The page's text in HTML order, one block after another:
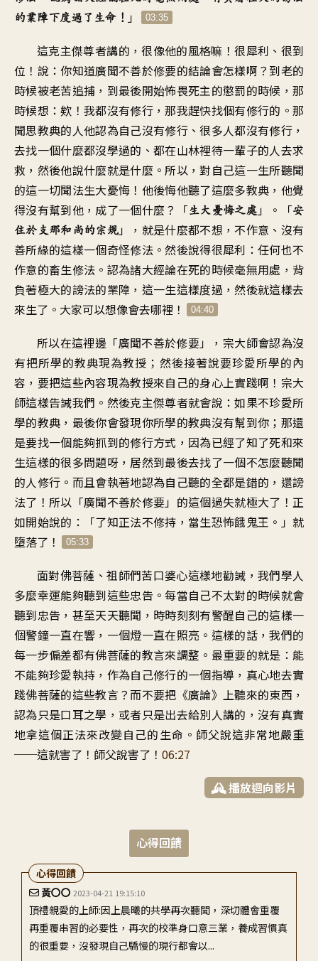
的業障下度過了生命 ！ 」 03:35
這克主傑尊者講的 ，很像他的風格嘛 ！很犀利、很到
位 ！ 說：你知道廣聞不善於修要的結論會怎樣啊 ？ 到老的
時候被老苦追捕 ， 到最後開始怖畏死主的懲罰的時候 ，那
時候想：欸！我都沒有修行 ，那我趕快找個有修行的 。那
聞思教典的人他認為自己沒有修行、很多人都沒有修行 ，
去找一個什麼都沒學過的 、都在山林裡待一輩子的人去求
救 ， 然後他說什麼就是什麼 。所以，對自己這一生所聽聞
的這一切聞法生大憂悔 ！ 他後悔他聽了這麼多教典 ， 他覺
得沒有幫到他 ， 成了一個什麼？「生大憂悔之處」。「安
住於支那和尚的宗規」， 就是什麼都不想，不作意 、 沒有
善所緣的這樣一個奇怪修法 。然後說得很犀利 ：任何也不
作意的畜生修法 。 認為諸大經論在死的時候毫無用處 ， 背
負著極大的謗法的業障 ， 這一生這樣度過 ，然後就這樣去
來生了 。 大家可以想像會去哪裡 ！ 04:40
所以在這裡邊「廣聞不善於修要」， 宗大師會認為沒
有把所學的教典現為教授 ； 然後接著說要珍愛所學的內
容 ， 要把這些內容現為教授來自己的身心上實踐啊 ！ 宗大
師這樣告誡我們 。 然後克主傑尊者就會說 ：如果不珍愛所
學的教典 ， 最後你會發現你所學的教典沒有幫到你 ； 那還
是要找一個能夠抓到的修行方式 ， 因為已經了知了死和來
生這樣的很多問題呀 ， 居然到最後去找了一個不怎麼聽聞
的人修行 。 而且會執著地認為自己聽的全都是錯的 ， 還謗
法了 ！所以「廣聞不善於修要」 的這個過失就極大了 ！正
如開始說的 ：「了知正法不修持 ， 當生恐怖餓鬼王 。」就
墮落了 ！ 05:33
面對佛菩薩、祖師們苦口婆心這樣地勸誡 ， 我們學人
多麼幸運能夠聽到這些忠告 。每當自己不太對的時候就會
聽到忠告 ， 甚至天天聽聞 ， 時時刻刻有警醒自己的這樣一
個警鐘一直在響 ， 一個燈一直在照亮 。 這樣的話，我們的
每一步偏差都有佛菩薩的教言來調整 。 最重要的就是 ： 能
不能夠珍愛執持 ， 作為自己修行的一個指導 ， 真心地去實
踐佛菩薩的這些教言？而不要把《廣論》上聽來的東西 ，
認為只是口耳之學 ， 或者只是出去給別人講的 ，沒有真實
地拿這個正法來改變自己的生命 。 師父說這非常地嚴重
──這就害了 ！ 師父說害了 ！ 06:27
播放迴向影片
心得回饋
黃〇〇 2023-04-21 19:15:10
頂禮親愛的上師:因上晨曦的共學再次聽聞，深切體會重覆
再重覆串習的必要性，再次的校準身口意三業，養成習慣真
的很重要，沒發現自己驕慢的現行都會以...
心得回饋